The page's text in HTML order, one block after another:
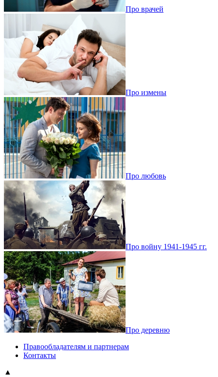
Про врачей
Про измены
Про любовь
Про войну 1941-1945 гг.
Про деревню
Правообладателям и партнерам
Контакты
▲